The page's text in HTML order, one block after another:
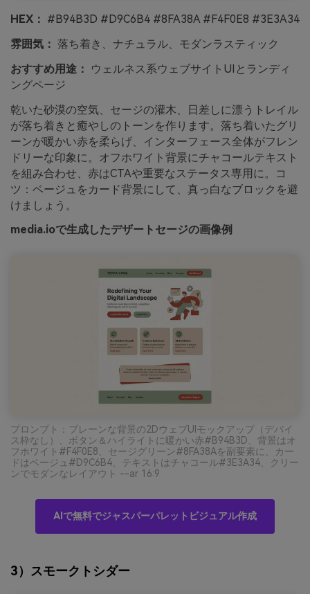
HEX： #B94B3D #D9C6B4 #8FA38A #F4F0E8 #3E3A34
雰囲気： 落ち着き、ナチュラル、モダンラスティック
おすすめ用途：
ウェルネス系ウェブサイトUIとランディ
ングページ
乾いた砂漠の空気、セージの灌木、日差しに漂うトレイル
が落ち着きと癒やしのトーンを作ります。落ち着いたグリ
ーンが暖かい赤を柔らげ、インターフェース全体がフレン
ドリーな印象に。オフホワイト背景にチャコールテキスト
を組み合わせ、赤はCTAや重要なステータス専用に。コ
ツ：ベージュをカード背景にして、真っ白なブロックを避
けましょう。
media.ioで生成したデザートセージの画像例
プロンプト：プレーンな背景の2DウェブUIモックアップ（デバイ
ス枠なし）、ボタン＆ハイライトに暖かい赤#B94B3D、背景はオ
フホワイト#F4F0E8、セージグリーン#8FA38Aを副要素に、カー
ドはベージュ#D9C6B4、テキストはチャコール#3E3A34、クリー
ンでモダンなレイアウト --ar 16:9
AIで無料でジャスパーパレットビジュアル作成
3）スモークトシダー